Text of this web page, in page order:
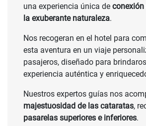
una experiencia única de conexión
la exuberante naturaleza.
Nos recogeran en el hotel para
esta aventura en un viaje
pasajeros, diseñado para
experiencia auténtica y
Nuestros expertos guías nos
majestuosidad de las cataratas,
pasarelas superiores e inferiores.